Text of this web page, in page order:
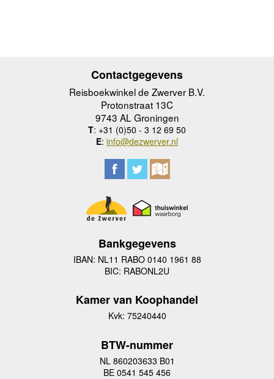
Contactgegevens
Reisboekwinkel de Zwerver B.V.
Protonstraat 13C
9743 AL Groningen
T: +31 (0)50 - 3 12 69 50
E: info@dezwerver.nl
Bankgegevens
IBAN: NL11 RABO 0140 1961 88
BIC: RABONL2U
Kamer van Koophandel
Kvk: 75240440
BTW-nummer
NL 860203633 B01
BE 0541 545 456